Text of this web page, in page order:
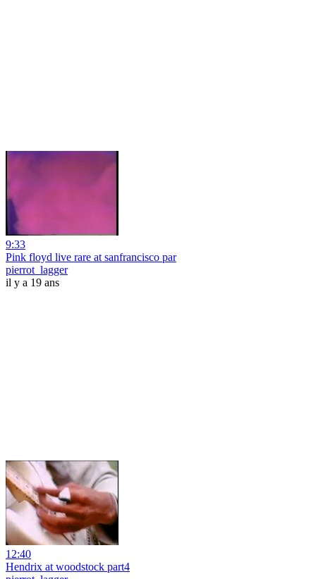
9:33
Pink floyd live rare at sanfrancisco par
pierrot_lagger
il y a 19 ans
12:40
Hendrix at woodstock part4